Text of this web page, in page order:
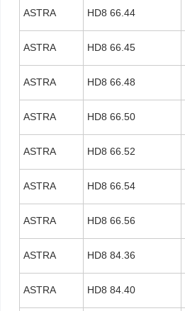
ASTRA HD8 66.44
ASTRA HD8 66.45
ASTRA HD8 66.48
ASTRA HD8 66.50
ASTRA HD8 66.52
ASTRA HD8 66.54
ASTRA HD8 66.56
ASTRA HD8 84.36
ASTRA HD8 84.40